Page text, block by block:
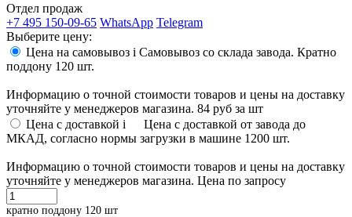
Отдел продаж
+7 495 150-09-65 WhatsApp Telegram
Выберите цену:
Цена на самовывоз i Самовывоз со склада завода. Кратно
поддону 120 шт.
Информацию о точной стоимости товаров и цены на доставку
уточняйте у менеджеров магазина. 84 руб за шт
Цена с доставкой i
Цена с доставкой от завода до
МКАД, согласно нормы загрузки в машине 1200 шт.
Информацию о точной стоимости товаров и цены на доставку
уточняйте у менеджеров магазина. Цена по запросу
кратно поддону 120 шт